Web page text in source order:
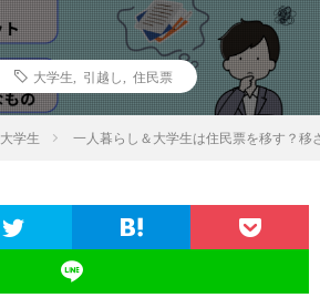
大学生 引越し 住民票
大学生 一人暮らし＆大学生は住民票を移す？